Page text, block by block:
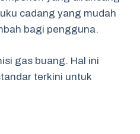
cadang yang mudah
bagi pengguna.
gas buang. Hal ini
terkini untuk